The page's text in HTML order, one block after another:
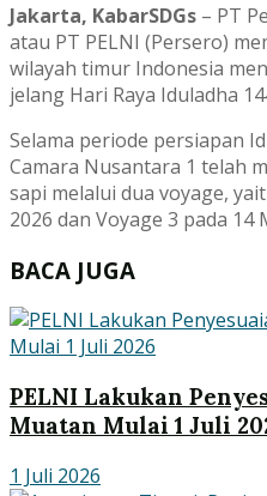
Jakarta, KabarSDGs – PT
atau PT PELNI (Persero)
wilayah timur Indonesia
jelang Hari Raya Iduladha
Selama periode persiapan
Camara Nusantara 1 telah
sapi melalui dua voyage,
2026 dan Voyage 3 pada 14
BACA JUGA
PELNI Lakukan
Muatan Mulai 1 Juli
1 Juli 2026